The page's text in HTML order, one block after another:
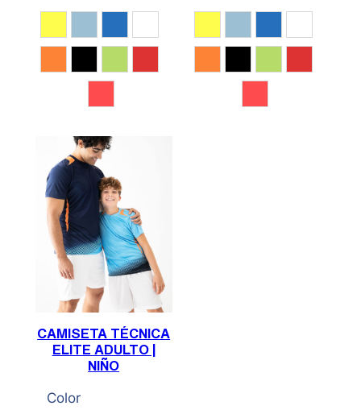
Amarillo Fluor
Azul Acqua
Azul eléctrico
Blanco
Naranja fluor
NegroPistacho
Rojo
Rojo Coral
Amarillo Fluor
Azul Acqua
Azul eléctrico
Blanco
Naranja fluor
NegroPistacho
Rojo
Rojo Coral
CAMISETA TÉCNICA
ELITE ADULTO |
NIÑO
Color